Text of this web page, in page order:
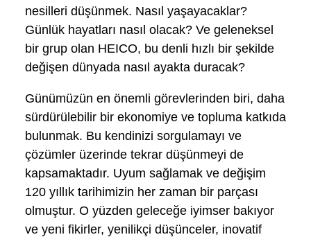
nesilleri düşünmek. Nasıl yaşayacaklar?
Günlük hayatları nasıl olacak? Ve geleneksel
bir grup olan HEICO, bu denli hızlı bir şekilde
değişen dünyada nasıl ayakta duracak?
Günümüzün en önemli görevlerinden biri, daha
sürdürülebilir bir ekonomiye ve topluma katkıda
bulunmak. Bu kendinizi sorgulamayı ve
çözümler üzerinde tekrar düşünmeyi de
kapsamaktadır. Uyum sağlamak ve değişim
120 yıllık tarihimizin her zaman bir parçası
olmuştur. O yüzden geleceğe iyimser bakıyor
ve yeni fikirler, yenilikçi düşünceler, inovatif